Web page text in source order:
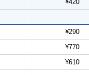
¥420
¥290
¥770
¥610